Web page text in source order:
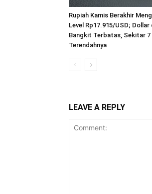
Rupiah Kamis Berakhir
Level Rp17.915/USD; Dollar
Bangkit Terbatas, Sekitar 7
Terendahnya
LEAVE A REPLY